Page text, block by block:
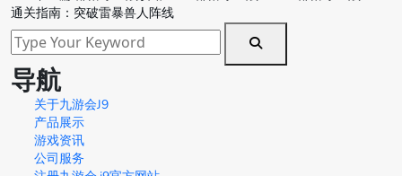
通关指南：突破雷暴兽人阵线
导航
关于九游会J9
产品展示
游戏资讯
公司服务